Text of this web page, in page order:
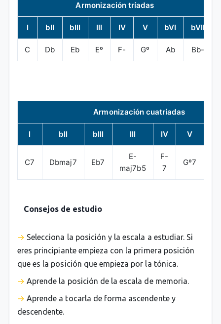
Armonización tríadas
I bII bIII III IV V bVI bVII
C Db Eb Eº F- Gº Ab Bb-
Armonización cuatríadas
I bII bIII III IV V
C7 Dbmaj7 Eb7
E-
maj7b5
F-
7
Gº7
Consejos de estudio
Selecciona la posición y la escala a estudiar. Si
eres principiante empieza con la primera posición
que es la posición que empieza por la tónica.
Aprende la posición de la escala de memoria.
Aprende a tocarla de forma ascendente y
descendente.